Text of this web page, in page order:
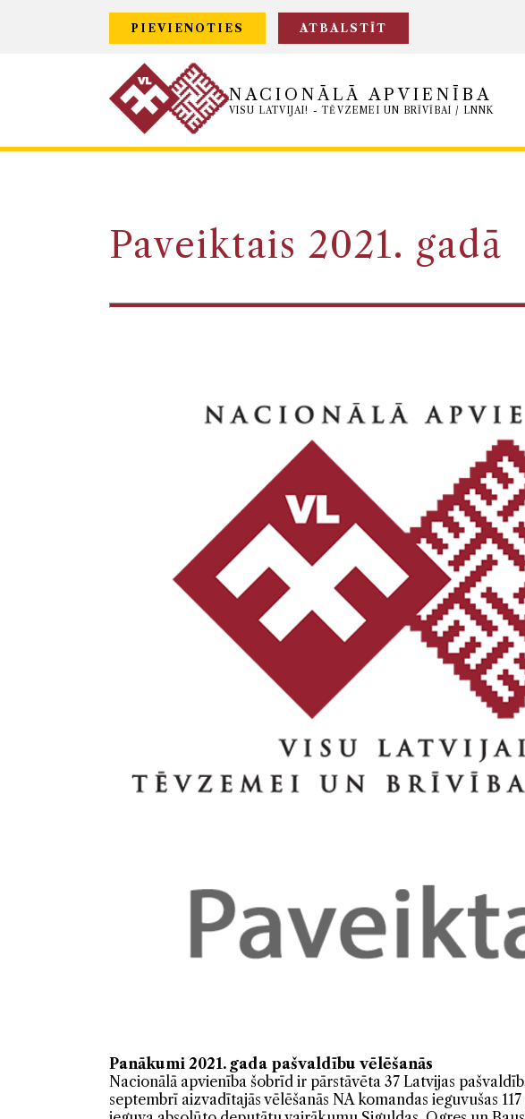
PIEVIENOTIES ATBALSTĪT
NACIONĀLĀ APVIENĪBA
VISU LATVIJAI! - TĒVZEMEI UN BRĪVĪBAI / LNNK
Paveiktais 2021. gadā
Panākumi 2021. gada pašvaldību vēlēšanās
Nacionālā apvienība šobrīd ir pārstāvēta 37 Latvijas
septembrī aizvadītajās vēlēšanās NA komandas ieguvušas